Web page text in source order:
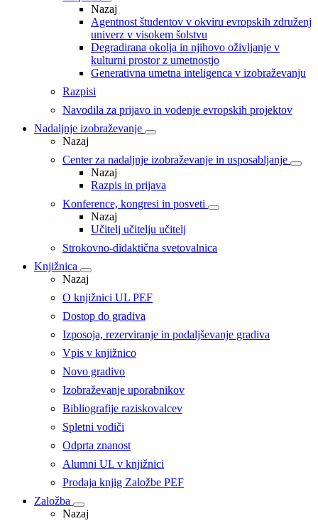
Nazaj
Agentnost študentov v okviru evropskih združenj
univerz v visokem šolstvu
Degradirana okolja in njihovo oživljanje v
kulturni prostor z umetnostjo
Generativna umetna inteligenca v izobraževanju
Razpisi
Navodila za prijavo in vodenje evropskih projektov
Nadaljnje izobraževanje
Nazaj
Center za nadaljnje izobraževanje in usposabljanje
Nazaj
Razpis in prijava
Konference, kongresi in posveti
Nazaj
Učitelj učitelju učitelj
Strokovno-didaktična svetovalnica
Knjižnica
Nazaj
O knjižnici UL PEF
Dostop do gradiva
Izposoja, rezerviranje in podaljševanje gradiva
Vpis v knjižnico
Novo gradivo
Izobraževanje uporabnikov
Bibliografije raziskovalcev
Spletni vodiči
Odprta znanost
Alumni UL v knjižnici
Prodaja knjig Založbe PEF
Založba
Nazaj